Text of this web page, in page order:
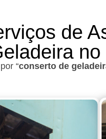
de
“conserto de